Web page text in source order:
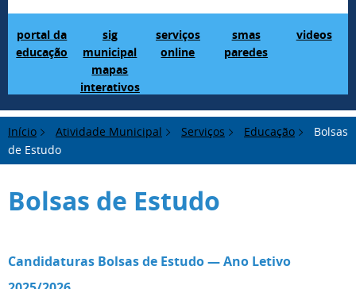
portal da
educação
sig
municipal
mapas
interativos
serviços
online
smas
paredes
videos
Início Atividade Municipal Serviços Educação
Bolsas
de Estudo
Bolsas de Estudo
Candidaturas Bolsas de Estudo — Ano Letivo